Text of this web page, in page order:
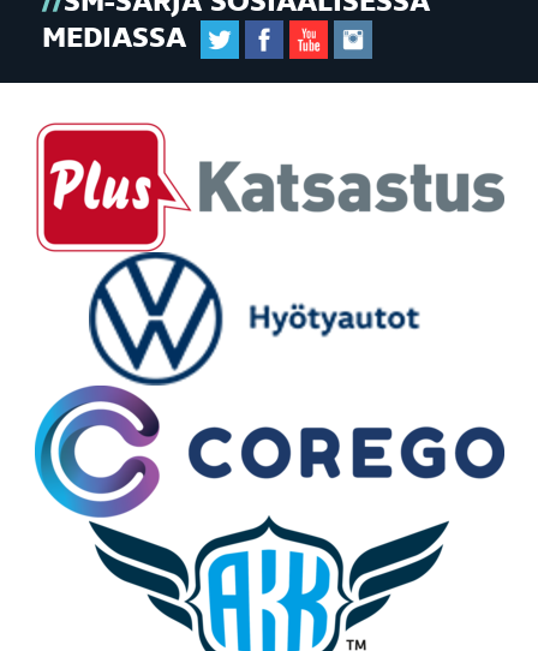
MEDIASSA